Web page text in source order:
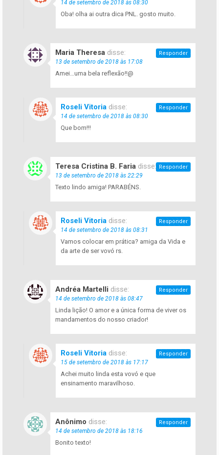
14 de setembro de 2018 às 08:30
Oba! olha ai outra dica PNL. gosto muito.
Maria Theresa disse:
13 de setembro de 2018 às 17:08
Amei…uma bela reflexão!!@
Responder
Roseli Vitoria disse:
14 de setembro de 2018 às 08:30
Que bom!!!
Responder
Teresa Cristina B. Faria disse:
13 de setembro de 2018 às 22:29
Texto lindo amiga! PARABÉNS.
Responder
Roseli Vitoria disse:
14 de setembro de 2018 às 08:31
Vamos colocar em prática? amiga da Vida e
da arte de ser vovó rs.
Responder
Andréa Martelli disse:
14 de setembro de 2018 às 08:47
Linda lição! O amor e a única forma de viver os
mandamentos do nosso criador!
Responder
Roseli Vitoria disse:
15 de setembro de 2018 às 17:17
Achei muito linda esta vovó e que
ensinamento maravilhoso.
Responder
Anônimo disse:
14 de setembro de 2018 às 18:16
Bonito texto!
Responder